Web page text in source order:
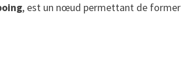
, est un nœud permettant de former